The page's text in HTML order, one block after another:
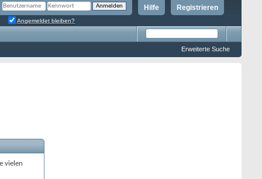
Registrieren
Hilfe
Angemeldet bleiben?
Erweiterte Suche
vielen